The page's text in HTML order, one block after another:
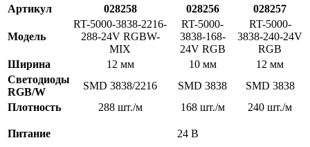
Артикул 028258 028256 028257
Модель
RT-5000-3838-2216-
288-24V RGBW-
MIX
RT-5000-
3838-168-
24V RGB
RT-5000-
3838-240-24V
RGB
Ширина
12 мм 10 мм
12 мм
Светодиоды
RGB/W
SMD 3838/2216 SMD 3838
SMD 3838
Плотность
288 шт./м 168 шт./м 240 шт./м
Питание 24 В